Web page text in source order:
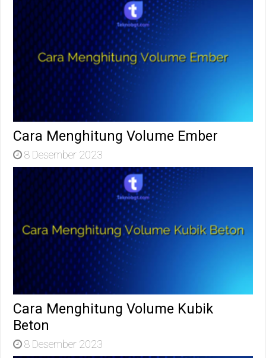
Cara Menghitung Volume Ember
8 Desember 2023
Cara Menghitung Volume Kubik
Beton
8 Desember 2023